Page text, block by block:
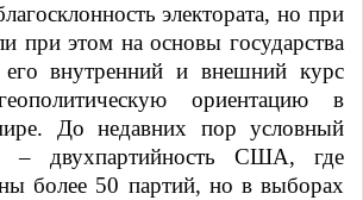
электората, но при
при этом на основы государства
внутренний и внешний курс
ориентацию в
До недавних пор условный
– двухпартийность США, где
более 50 партий, но в выборах